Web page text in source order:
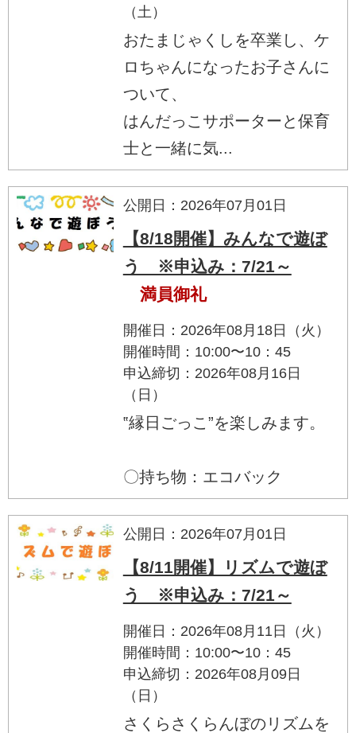
（土）
おたまじゃくしを卒業し、ケ
ロちゃんになったお子さんに
ついて、
はんだっこサポーターと保育
士と一緒に気...
公開日：2026年07月01日
【8/18開催】みんなで遊ぼ
う ※申込み：7/21～
満員御礼
開催日：2026年08月18日（火）
開催時間：10:00〜10：45
申込締切：2026年08月16日
（日）
‟縁日ごっこ”を楽しみます。
〇持ち物：エコバック
公開日：2026年07月01日
【8/11開催】リズムで遊ぼ
う ※申込み：7/21～
開催日：2026年08月11日（火）
開催時間：10:00〜10：45
申込締切：2026年08月09日
（日）
さくらさくらんぼのリズムを